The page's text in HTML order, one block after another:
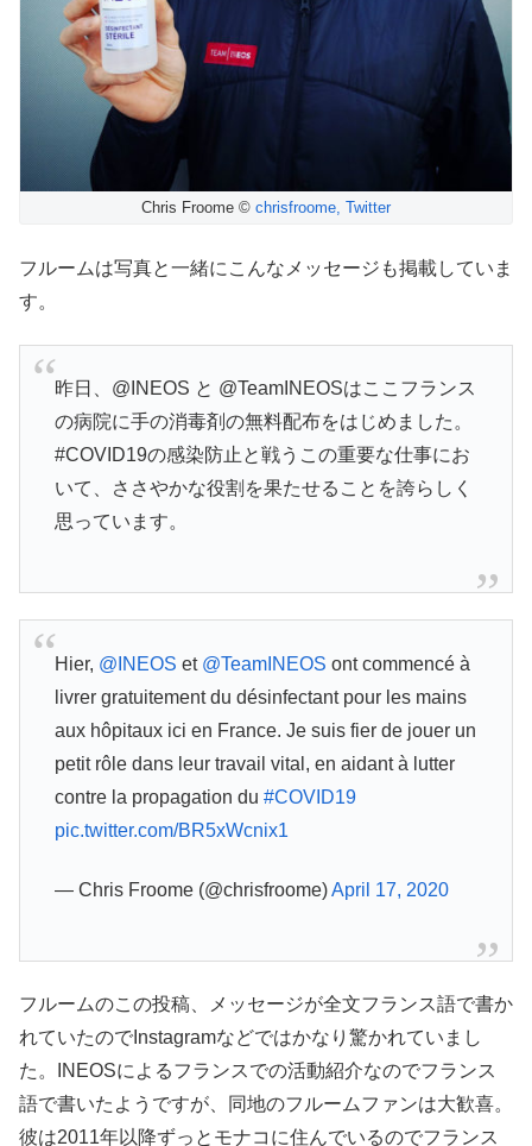
Chris Froome © chrisfroome, Twitter
フルームは写真と一緒にこんなメッセージも掲載していま
す。
昨日、@INEOS と @TeamINEOSはここフランス
の病院に手の消毒剤の無料配布をはじめました。
#COVID19の感染防止と戦うこの重要な仕事にお
いて、ささやかな役割を果たせることを誇らしく
思っています。
Hier, @INEOS et @TeamINEOS ont commencé à
livrer gratuitement du désinfectant pour les mains
aux hôpitaux ici en France. Je suis fier de jouer un
petit rôle dans leur travail vital, en aidant à lutter
contre la propagation du #COVID19
pic.twitter.com/BR5xWcnix1
— Chris Froome (@chrisfroome)April 17, 2020
フルームのこの投稿、メッセージが全文フランス語で書か
れていたのでInstagramなどではかなり驚かれていまし
た。INEOSによるフランスでの活動紹介なのでフランス
語で書いたようですが、同地のフルームファンは大歓喜。
彼は2011年以降ずっとモナコに住んでいるのでフランス